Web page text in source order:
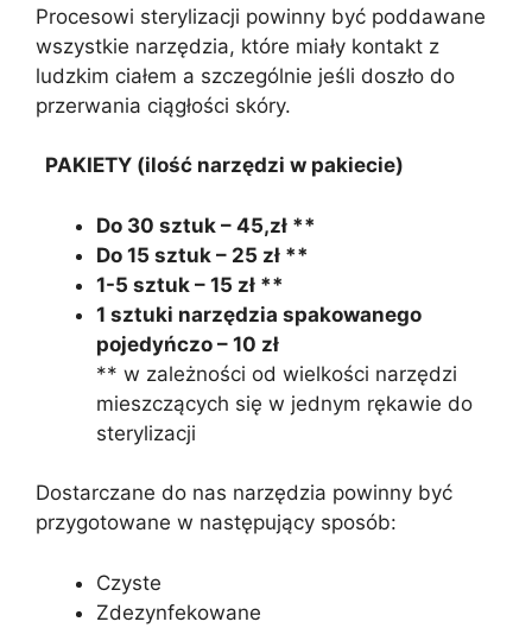
Procesowi sterylizacji powinny być poddawane
wszystkie narzędzia, które miały kontakt z
ludzkim ciałem a szczególnie jeśli doszło do
przerwania ciągłości skóry.
PAKIETY (ilość narzędzi w pakiecie)
Do 30 sztuk – 45,zł **
Do 15 sztuk – 25 zł **
1-5 sztuk – 15 zł **
1 sztuki narzędzia spakowanego
pojedyńczo – 10 zł
** w zależności od wielkości narzędzi
mieszczących się w jednym rękawie do
sterylizacji
Dostarczane do nas narzędzia powinny być
przygotowane w następujący sposób:
Czyste
Zdezynfekowane